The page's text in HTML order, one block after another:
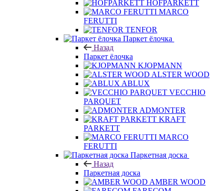
HOFPARKETT
MARCO
FERUTTI
TENFOR
Паркет ёлочка
Назад
Паркет ёлочка
KJOPMANN
ALSTER WOOD
ABLUX
VECCHIO
PARQUET
ADMONTER
KRAFT
PARKETT
MARCO
FERUTTI
Паркетная доска
Назад
Паркетная доска
AMBER WOOD